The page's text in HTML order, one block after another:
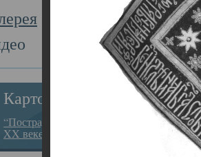
Картотека
“Пострадавшие за веру в
XX веке на Севере”
Главная